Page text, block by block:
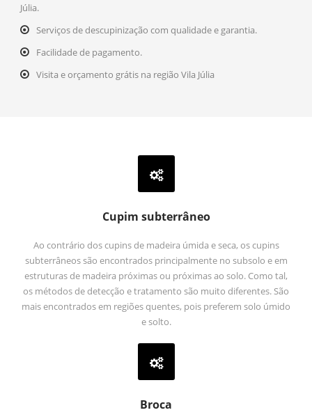
Júlia.
Serviços de descupinização com qualidade e garantia.
Facilidade de pagamento.
Visita e orçamento grátis na região Vila Júlia
Cupim subterrâneo
Ao contrário dos cupins de madeira úmida e seca, os cupins
subterrâneos são encontrados principalmente no subsolo e em
estruturas de madeira próximas ou próximas ao solo. Como tal,
os métodos de detecção e tratamento são muito diferentes. São
mais encontrados em regiões quentes, pois preferem solo úmido
e solto.
Broca